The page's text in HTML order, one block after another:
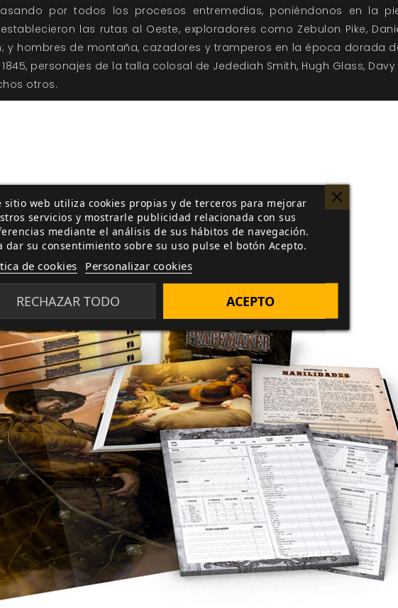
por todos los procesos entremedias, poniéndonos en la
las rutas al Oeste, exploradores como Zebulon Pike,
y hombres de montaña, cazadores y tramperos en la época dorada
personajes de la talla colosal de Jedediah Smith, Hugh Glass, Davy
otros.
sitio web utiliza cookies propias y de terceros para mejorar
servicios y mostrarle publicidad relacionada con sus
mediante el análisis de sus hábitos de navegación.
dar su consentimiento sobre su uso pulse el botón Acepto.
de cookies Personalizar cookies
RECHAZAR TODO ACEPTO